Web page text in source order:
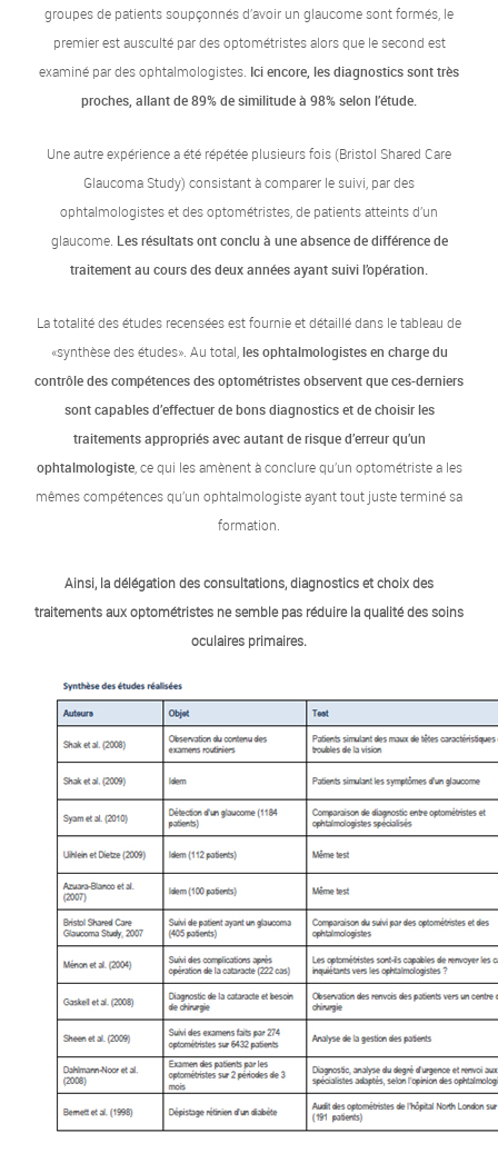
groupes de patients soupçonnés d’avoir un glaucome sont formés, le
premier est ausculté par des optométristes alors que le second est
examiné par des ophtalmologistes. Ici encore, les diagnostics sont très
proches, allant de 89% de similitude à 98% selon l’étude.
Une autre expérience a été répétée plusieurs fois (Bristol Shared Care
Glaucoma Study) consistant à comparer le suivi, par des
ophtalmologistes et des optométristes, de patients atteints d’un
glaucome. Les résultats ont conclu à une absence de différence de
traitement au cours des deux années ayant suivi l’opération.
La totalité des études recensées est fournie et détaillé dans le tableau de
«synthèse des études». Au total,les ophtalmologistes en charge du
contrôle des compétences des optométristes observent que ces-derniers
sont capables d’effectuer de bons diagnostics et de choisir les
traitements appropriés avec autant de risque d’erreur qu’un
ophtalmologiste, ce qui les amènent à conclure qu’un optométriste a les
mêmes compétences qu’un ophtalmologiste ayant tout juste terminé sa
formation.
Ainsi, la délégation des consultations, diagnostics et choix des
traitements aux optométristes ne semble pas réduire la qualité des soins
oculaires primaires.